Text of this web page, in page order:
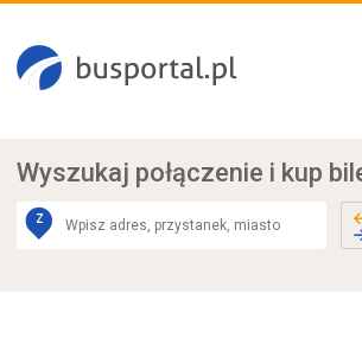
Wyszukaj połączenie i kup
Z